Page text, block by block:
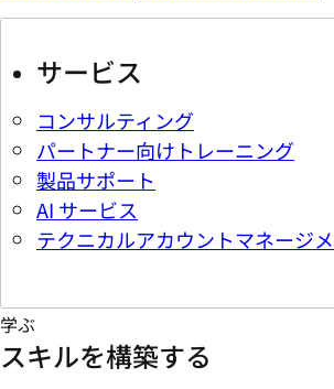
サービス
コンサルティング
パートナー向けトレーニング
製品サポート
AI サービス
テクニカルアカウントマネージ
学ぶ
スキルを構築する